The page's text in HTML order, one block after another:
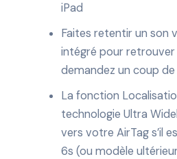
iPad
Faites retentir un son
intégré pour retrouver
demandez un coup de
La fonction
technologie Ultra
vers votre AirTag s’il
6s (ou modèle